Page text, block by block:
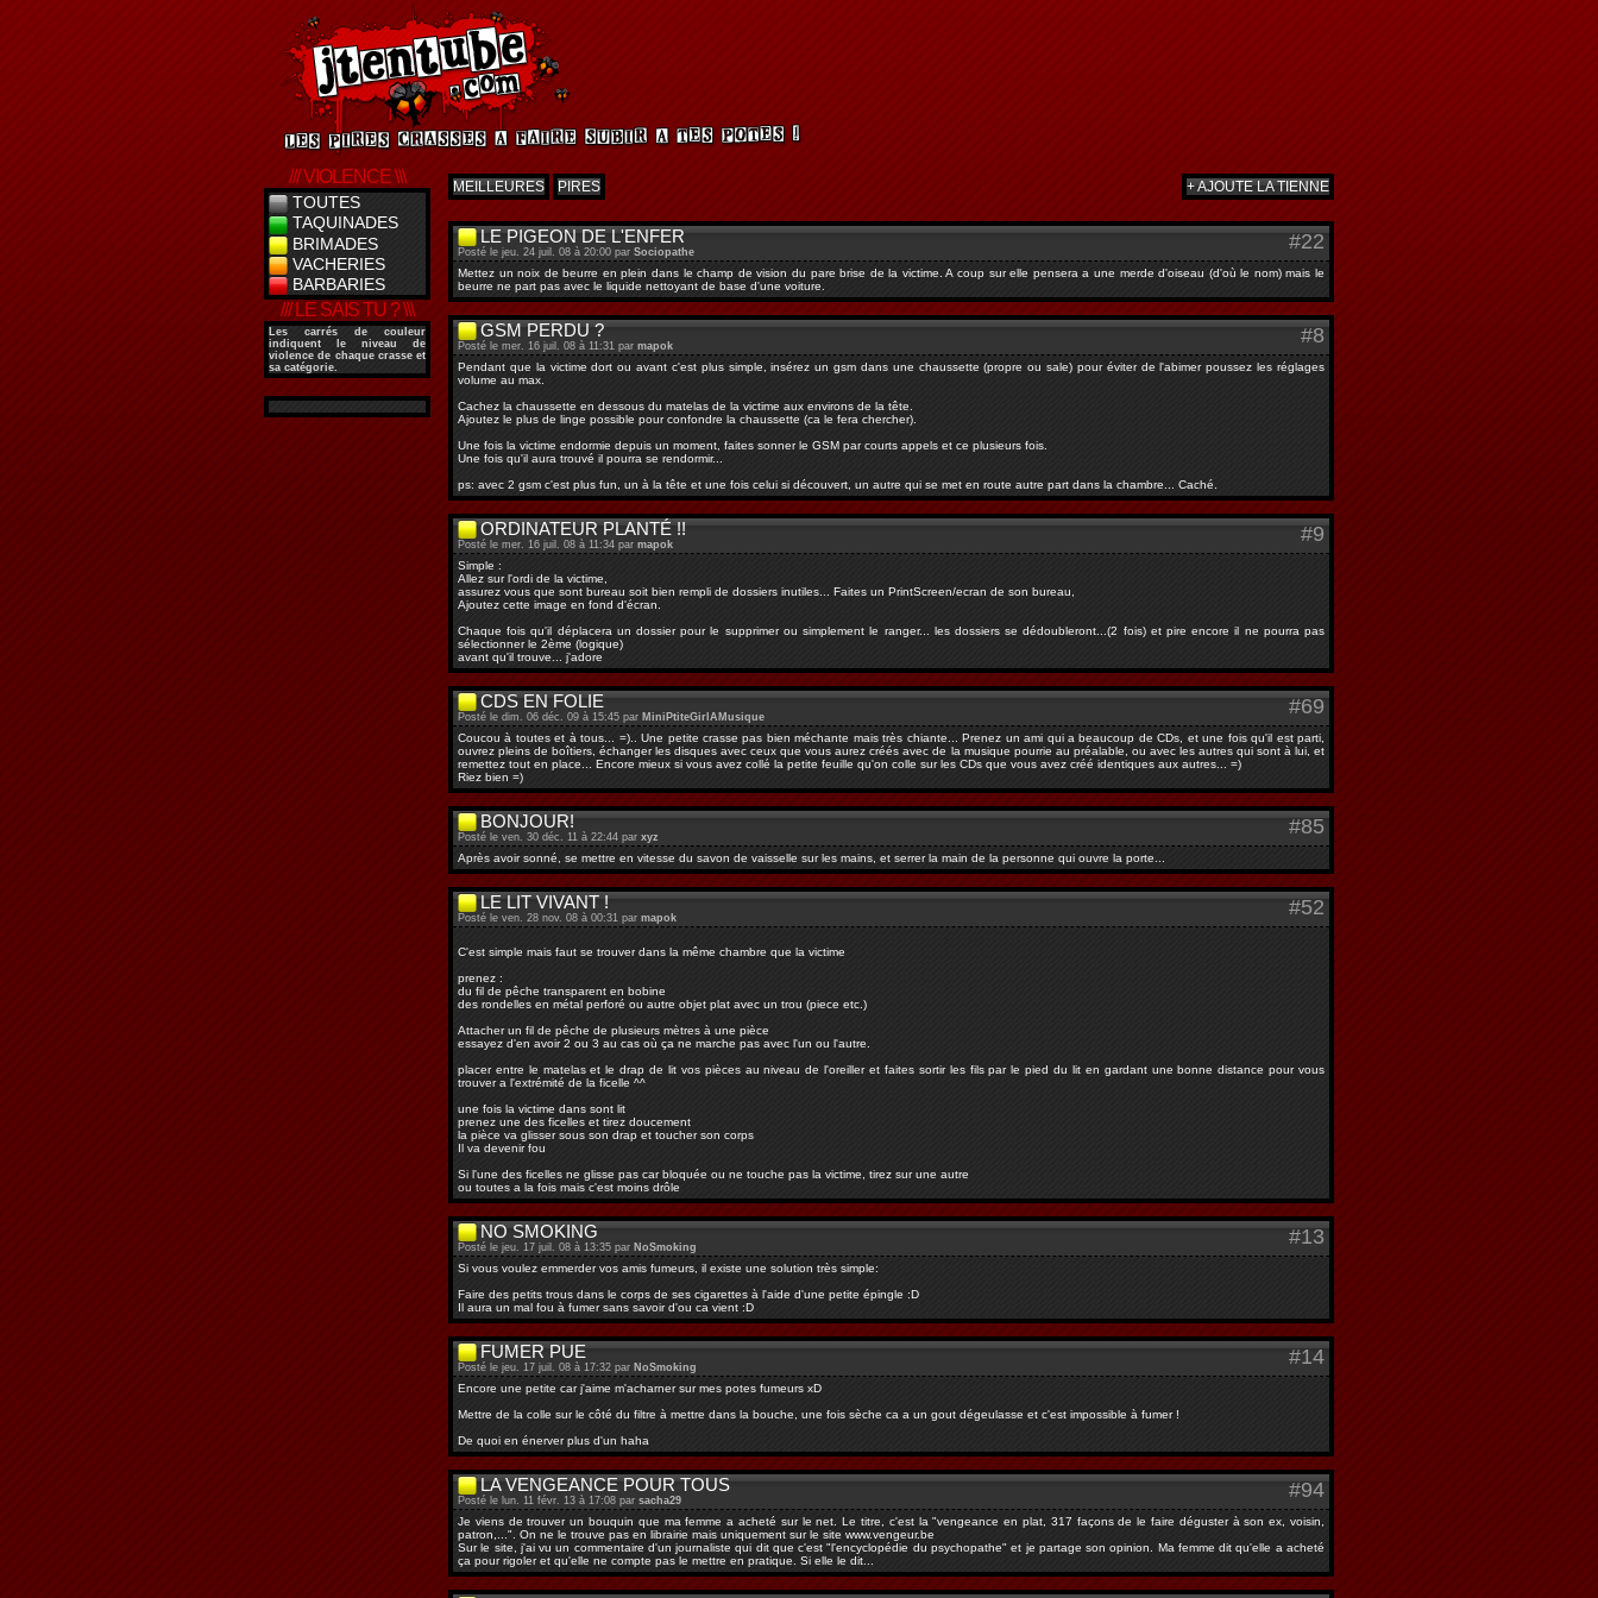
/// VIOLENCE \\\
TOUTES
TAQUINADES
BRIMADES
VACHERIES
BARBARIES
/// LE SAIS TU ? \\\
Les carrés de couleur
indiquent le niveau de
violence de chaque crasse et
sa catégorie.
MEILLEURES PIRES + AJOUTE LA TIENNE
LE PIGEON DE L'ENFER
Posté le jeu. 24 juil. 08 à 20:00 par Sociopathe #22
Mettez un noix de beurre en plein dans le champ de vision du pare brise de la victime. A coup sur elle pensera a une merde d'oiseau (d'où le nom) mais le
beurre ne part pas avec le liquide nettoyant de base d'une voiture.
GSM PERDU ?
Posté le mer. 16 juil. 08 à 11:31 par mapok #8
Pendant que la victime dort ou avant c'est plus simple, insérez un gsm dans une chaussette (propre ou sale) pour éviter de l'abimer poussez les réglages
volume au max.
Cachez la chaussette en dessous du matelas de la victime aux environs de la tête.
Ajoutez le plus de linge possible pour confondre la chaussette (ca le fera chercher).
Une fois la victime endormie depuis un moment, faites sonner le GSM par courts appels et ce plusieurs fois.
Une fois qu'il aura trouvé il pourra se rendormir...
ps: avec 2 gsm c'est plus fun, un à la tête et une fois celui si découvert, un autre qui se met en route autre part dans la chambre... Caché.
ORDINATEUR PLANTÉ !!
Posté le mer. 16 juil. 08 à 11:34 par mapok #9
Simple :
Allez sur l'ordi de la victime,
assurez vous que sont bureau soit bien rempli de dossiers inutiles... Faites un PrintScreen/ecran de son bureau,
Ajoutez cette image en fond d'écran.
Chaque fois qu'il déplacera un dossier pour le supprimer ou simplement le ranger... les dossiers se dédoubleront...(2 fois) et pire encore il ne pourra pas
sélectionner le 2ème (logique)
avant qu'il trouve... j'adore
CDS EN FOLIE
Posté le dim. 06 déc. 09 à 15:45 par MiniPtiteGirlAMusique #69
Coucou à toutes et à tous... =).. Une petite crasse pas bien méchante mais très chiante... Prenez un ami qui a beaucoup de CDs, et une fois qu'il est parti,
ouvrez pleins de boîtiers, échanger les disques avec ceux que vous aurez créés avec de la musique pourrie au préalable, ou avec les autres qui sont à lui, et
remettez tout en place... Encore mieux si vous avez collé la petite feuille qu'on colle sur les CDs que vous avez créé identiques aux autres... =)
Riez bien =)
BONJOUR!
Posté le ven. 30 déc. 11 à 22:44 par xyz #85
Après avoir sonné, se mettre en vitesse du savon de vaisselle sur les mains, et serrer la main de la personne qui ouvre la porte...
LE LIT VIVANT !
Posté le ven. 28 nov. 08 à 00:31 par mapok #52
C'est simple mais faut se trouver dans la même chambre que la victime
prenez :
du fil de pêche transparent en bobine
des rondelles en métal perforé ou autre objet plat avec un trou (piece etc.)
Attacher un fil de pêche de plusieurs mètres à une pièce
essayez d'en avoir 2 ou 3 au cas où ça ne marche pas avec l'un ou l'autre.
placer entre le matelas et le drap de lit vos pièces au niveau de l'oreiller et faites sortir les fils par le pied du lit en gardant une bonne distance pour vous
trouver a l'extrémité de la ficelle ^^
une fois la victime dans sont lit
prenez une des ficelles et tirez doucement
la pièce va glisser sous son drap et toucher son corps
Il va devenir fou
Si l'une des ficelles ne glisse pas car bloquée ou ne touche pas la victime, tirez sur une autre
ou toutes a la fois mais c'est moins drôle
NO SMOKING
Posté le jeu. 17 juil. 08 à 13:35 par NoSmoking #13
Si vous voulez emmerder vos amis fumeurs, il existe une solution très simple:
Faire des petits trous dans le corps de ses cigarettes à l'aide d'une petite épingle :D
Il aura un mal fou à fumer sans savoir d'ou ca vient :D
FUMER PUE
Posté le jeu. 17 juil. 08 à 17:32 par NoSmoking #14
Encore une petite car j'aime m'acharner sur mes potes fumeurs xD
Mettre de la colle sur le côté du filtre à mettre dans la bouche, une fois sèche ca a un gout dégeulasse et c'est impossible à fumer !
De quoi en énerver plus d'un haha
LA VENGEANCE POUR TOUS
Posté le lun. 11 févr. 13 à 17:08 par sacha29 #94
Je viens de trouver un bouquin que ma femme a acheté sur le net. Le titre, c'est la "vengeance en plat, 317 façons de le faire déguster à son ex, voisin,
patron,...". On ne le trouve pas en librairie mais uniquement sur le site www.vengeur.be
Sur le site, j'ai vu un commentaire d'un journaliste qui dit que c'est "l'encyclopédie du psychopathe" et je partage son opinion. Ma femme dit qu'elle a acheté
ça pour rigoler et qu'elle ne compte pas le mettre en pratique. Si elle le dit...